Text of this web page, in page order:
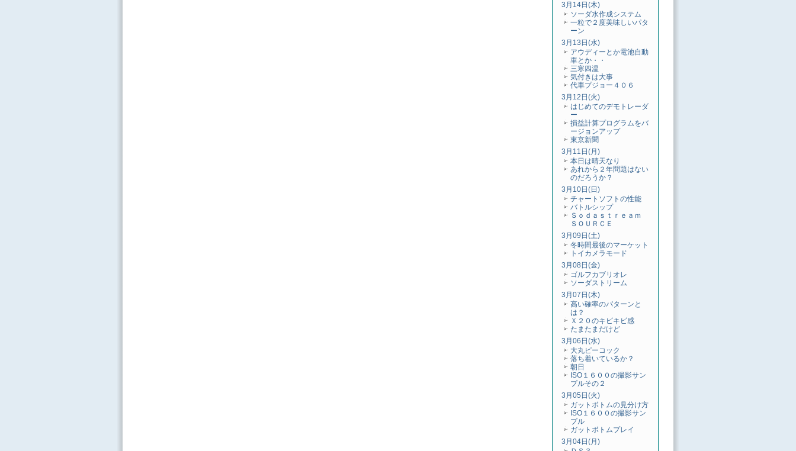
3月14日(木)
ソーダ水作成システム
一粒で２度美味しいパタ
ーン
3月13日(水)
アウディーとか電池自動
車とか・・
三寒四温
気付きは大事
代車プジョー４０６
3月12日(火)
はじめてのデモトレーダ
ー
損益計算プログラムをバ
ージョンアップ
東京新聞
3月11日(月)
本日は晴天なり
あれから２年問題はない
のだろうか？
3月10日(日)
チャートソフトの性能
バトルシップ
Ｓｏｄａｓｔｒｅａｍ
ＳＯＵＲＣＥ
3月09日(土)
冬時間最後のマーケット
トイカメラモード
3月08日(金)
ゴルフカブリオレ
ソーダストリーム
3月07日(木)
高い確率のパターンと
は？
Ｘ２０のキビキビ感
たまたまだけど
3月06日(水)
大丸ピーコック
落ち着いているか？
朝日
ISO１６００の撮影サン
プルその２
3月05日(火)
ガットボトムの見分け方
ISO１６００の撮影サン
プル
ガットボトムプレイ
3月04日(月)